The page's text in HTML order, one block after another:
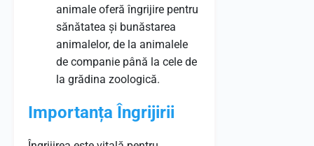
animale oferă îngrijire pentru
sănătatea și bunăstarea
animalelor, de la animalele
de companie până la cele de
la grădina zoologică.
Importanța Îngrijirii